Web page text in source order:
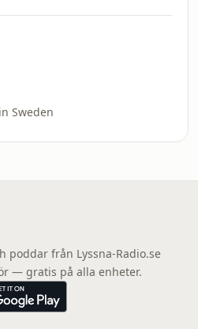
Sweden
poddar från Lyssna-Radio.se
— gratis på alla enheter.